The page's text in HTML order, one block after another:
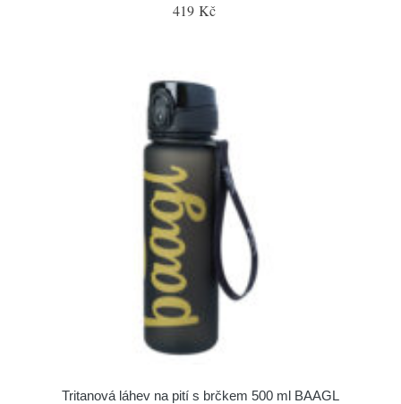
419 Kč
Tritanová láhev na pití s brčkem 500 ml BAAGL